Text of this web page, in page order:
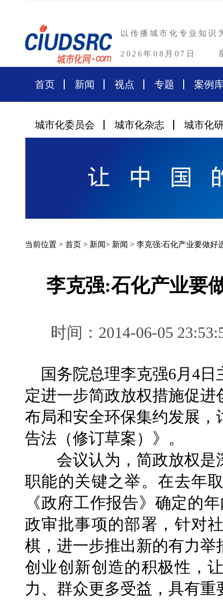
以传播城市化专业知识
2026年08月07日
首页 新闻 视点 专题 案例
城市化委员会 城市化杂志 城市化
当前位置 > 首页 > 新闻> 新闻 > 李克强:石化产业要做好
李克强:石化产业要
时间：2014-06-05
国务院总理李克强6月4日
定进一步简政放权措施促
布局和安全环保集约发展
告法（修订草案）》。
会议认为，简政放权是
职能的关键之举。在去年
《政府工作报告》确定的
政审批事项的部署，针对
棋，进一步推出新的有力
创业创新创造的积极性，
力、群众更多受益，具有